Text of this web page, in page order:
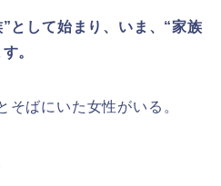
として始まり、いま、“家族
。
そばにいた女性がいる。